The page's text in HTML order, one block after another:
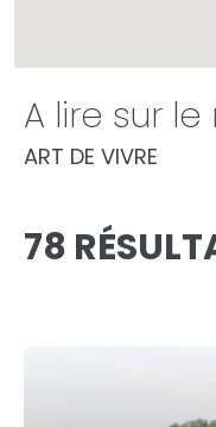
A lire sur
ART DE VIVRE
78